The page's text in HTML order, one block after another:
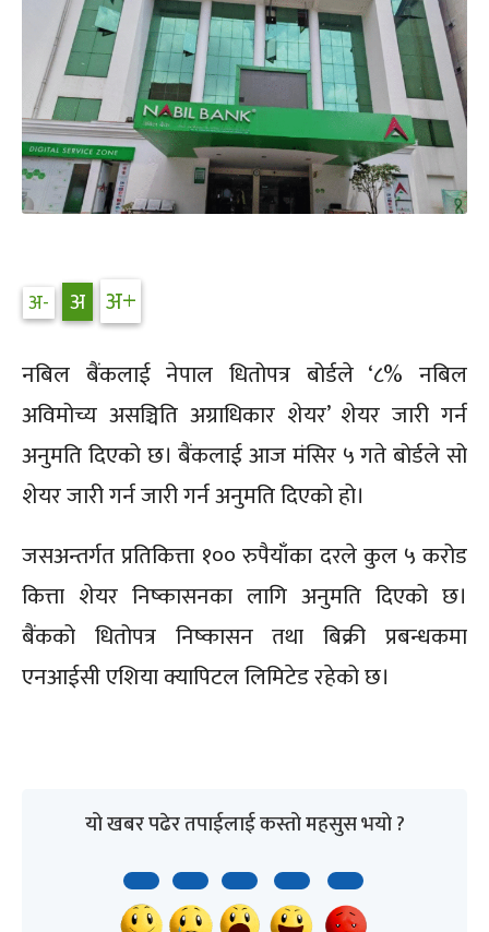
नबिल बैंकलाई नेपाल धितोपत्र बोर्डले ‘८% नबिल
अविमोच्य असञ्चिति अग्राधिकार शेयर’ शेयर जारी गर्न
अनुमति दिएको छ। बैंकलाई आज मंसिर ५ गते बोर्डले सो
शेयर जारी गर्न जारी गर्न अनुमति दिएको हो।
जसअन्तर्गत प्रतिकित्ता १०० रुपैयाँका दरले कुल ५ करोड
कित्ता शेयर निष्कासनका लागि अनुमति दिएको छ।
बैंकको धितोपत्र निष्कासन तथा बिक्री प्रबन्धकमा
एनआईसी एशिया क्यापिटल लिमिटेड रहेको छ।
यो खबर पढेर तपाईलाई कस्तो महसुस भयो ?